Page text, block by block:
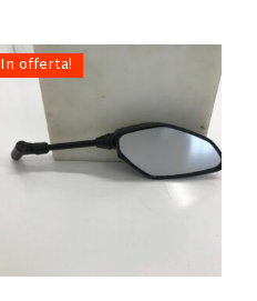
In offerta!